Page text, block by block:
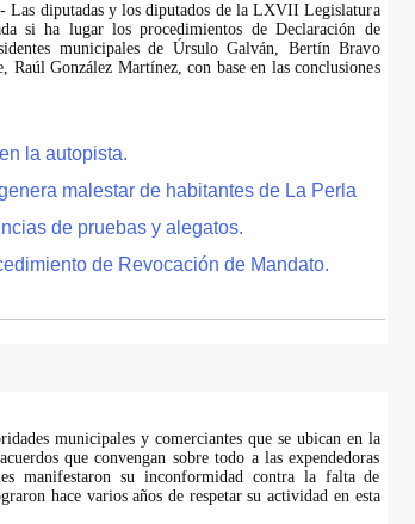
Las diputadas y los diputados de la LXVII Legislatura
si ha lugar los procedimientos de Declaración de
municipales de Úrsulo Galván, Bertín Bravo
Raúl González Martínez, con base en las conclusiones
la autopista.
malestar de habitantes de La Perla
de pruebas y alegatos.
de Revocación de Mandato.
municipales y comerciantes que se ubican en la
que convengan sobre todo a las expendedoras
manifestaron su inconformidad contra la falta de
hace varios años de respetar su actividad en esta